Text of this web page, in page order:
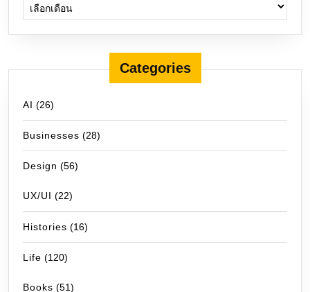
Categories
AI (26)
Businesses (28)
Design (56)
UX/UI (22)
Histories (16)
Life (120)
Books (51)